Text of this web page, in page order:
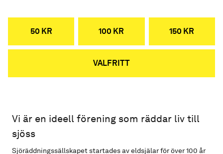
50 KR 100 KR 150 KR
VALFRITT
Vi är en ideell förening som räddar liv till
sjöss
Sjöräddningssällskapet startades av eldsjälar för över 100 år